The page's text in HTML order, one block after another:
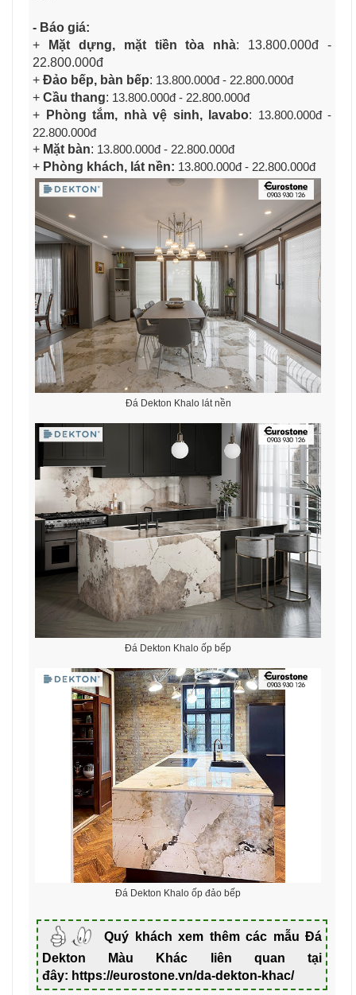
- Báo giá:
+
Mặt dựng, mặt tiền tòa nhà: 13.800.000đ -
22.800.000đ
+ Đảo bếp, bàn bếp: 13.800.000đ - 22.800.000đ
+ Cầu thang: 13.800.000đ - 22.800.000đ
+
Phòng tắm, nhà vệ sinh, lavabo: 13.800.000đ -
22.800.000đ
+ Mặt bàn: 13.800.000đ - 22.800.000đ
+ Phòng khách, lát nền: 13.800.000đ - 22.800.000đ
Đá Dekton Khalo lát nền
Đá Dekton Khalo ốp bếp
Đá Dekton Khalo ốp đảo bếp
Quý khách xem thêm các mẫu Đá
Dekton Màu Khác liên quan tại
đây: https://eurostone.vn/da-dekton-khac/